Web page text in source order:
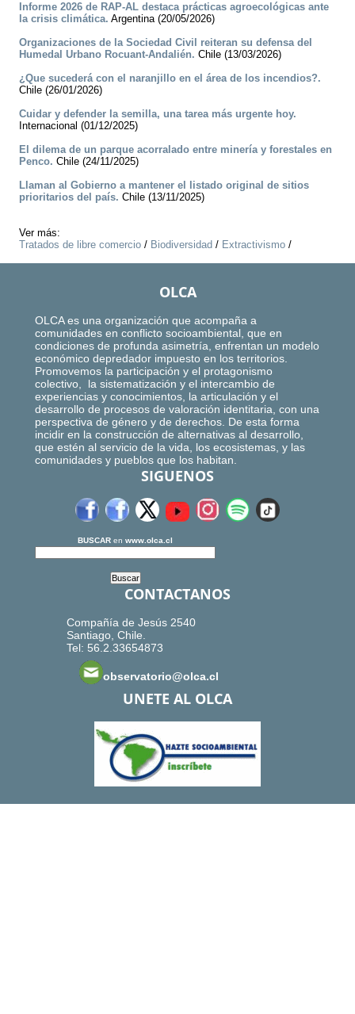
Informe 2026 de RAP-AL destaca prácticas agroecológicas ante
la crisis climática. Argentina (20/05/2026)
Organizaciones de la Sociedad Civil reiteran su defensa del
Humedal Urbano Rocuant-Andalién. Chile (13/03/2026)
¿Que sucederá con el naranjillo en el área de los incendios?.
Chile (26/01/2026)
Cuidar y defender la semilla, una tarea más urgente hoy.
Internacional (01/12/2025)
El dilema de un parque acorralado entre minería y forestales en
Penco. Chile (24/11/2025)
Llaman al Gobierno a mantener el listado original de sitios
prioritarios del país. Chile (13/11/2025)
Ver más:
Tratados de libre comercio / Biodiversidad / Extractivismo /
OLCA
OLCA es una organización que acompaña a
comunidades en conflicto socioambiental, que en
condiciones de profunda asimetría, enfrentan un modelo
económico depredador impuesto en los territorios.
Promovemos la participación y el protagonismo
colectivo, la sistematización y el intercambio de
experiencias y conocimientos, la articulación y el
desarrollo de procesos de valoración identitaria, con una
perspectiva de género y de derechos. De esta forma
incidir en la construcción de alternativas al desarrollo,
que estén al servicio de la vida, los ecosistemas, y las
comunidades y pueblos que los habitan.
SIGUENOS
BUSCAR en www.olca.cl
CONTACTANOS
Compañía de Jesús 2540
Santiago, Chile.
Tel: 56.2.33654873
observatorio@olca.cl
UNETE AL OLCA